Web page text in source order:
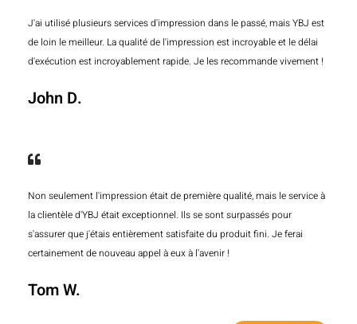
J'ai utilisé plusieurs services d'impression dans le passé, mais YBJ est
de loin le meilleur. La qualité de l'impression est incroyable et le délai
d'exécution est incroyablement rapide. Je les recommande vivement !
John D.
Non seulement l'impression était de première qualité, mais le service à
la clientèle d'YBJ était exceptionnel. Ils se sont surpassés pour
s'assurer que j'étais entièrement satisfaite du produit fini. Je ferai
certainement de nouveau appel à eux à l'avenir !
Tom W.